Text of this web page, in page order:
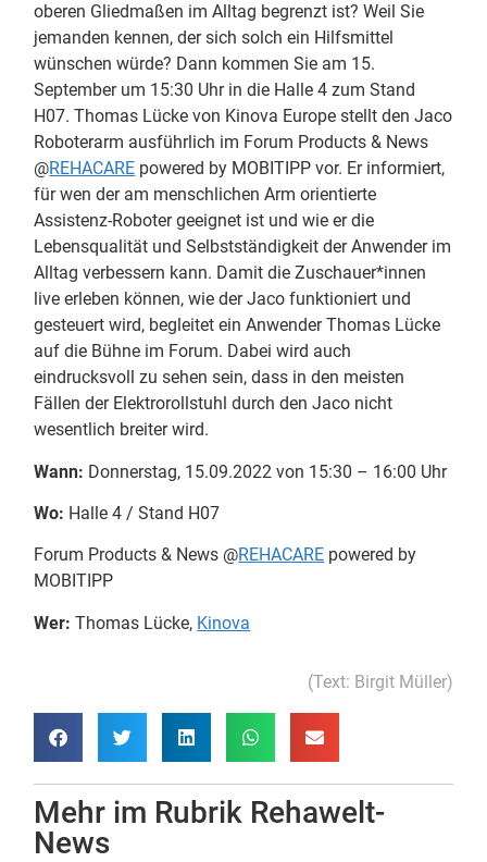
oberen Gliedmaßen im Alltag begrenzt ist? Weil Sie
jemanden kennen, der sich solch ein Hilfsmittel
wünschen würde? Dann kommen Sie am 15.
September um 15:30 Uhr in die Halle 4 zum Stand
H07. Thomas Lücke von Kinova Europe stellt den Jaco
Roboterarm ausführlich im Forum Products & News
@REHACARE powered by MOBITIPP vor. Er informiert,
für wen der am menschlichen Arm orientierte
Assistenz-Roboter geeignet ist und wie er die
Lebensqualität und Selbstständigkeit der Anwender im
Alltag verbessern kann. Damit die Zuschauer*innen
live erleben können, wie der Jaco funktioniert und
gesteuert wird, begleitet ein Anwender Thomas Lücke
auf die Bühne im Forum. Dabei wird auch
eindrucksvoll zu sehen sein, dass in den meisten
Fällen der Elektrorollstuhl durch den Jaco nicht
wesentlich breiter wird.
Wann: Donnerstag, 15.09.2022 von 15:30 – 16:00 Uhr
Wo: Halle 4 / Stand H07
Forum Products & News @REHACARE powered by
MOBITIPP
Wer: Thomas Lücke, Kinova
(Text: Birgit Müller)
Mehr im Rubrik Rehawelt-
News